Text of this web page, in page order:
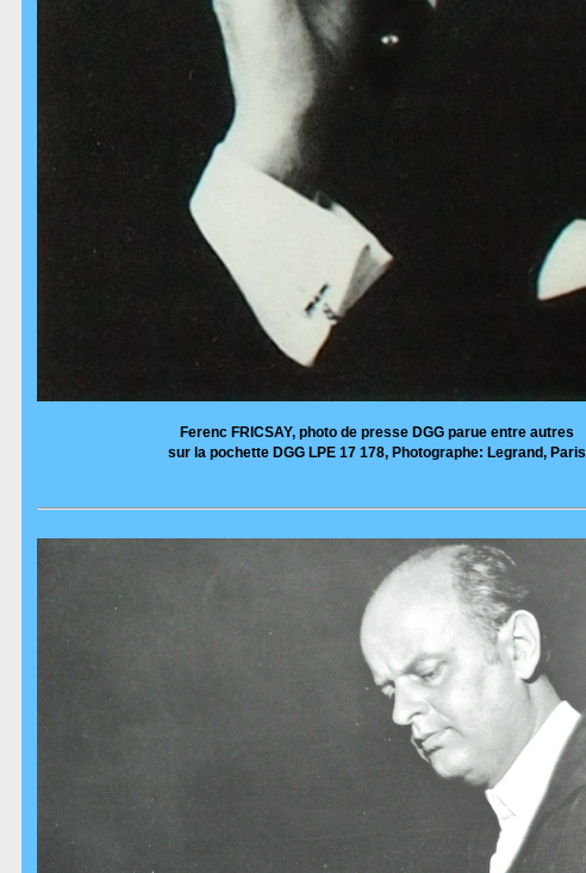
Ferenc FRICSAY, photo de presse DGG parue entre autres
sur la pochette DGG LPE 17 178, Photographe: Legrand, Paris